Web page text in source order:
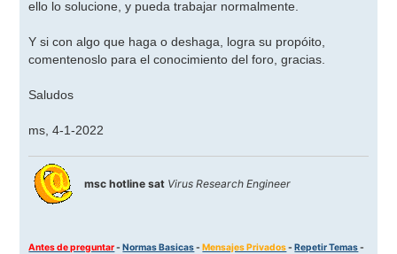
ello lo solucione, y pueda trabajar normalmente.
Y si con algo que haga o deshaga, logra su propóito,
comentenoslo para el conocimiento del foro, gracias.
Saludos
ms, 4-1-2022
msc hotline sat Virus Research Engineer
Antes de preguntar-Normas Basicas-Mensajes Privados-Repetir Temas-